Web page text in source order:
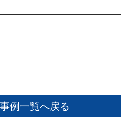
例一覧へ戻る